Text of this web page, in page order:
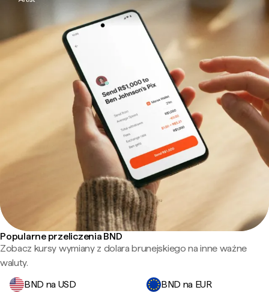
Popularne przeliczenia BND
Zobacz kursy wymiany z dolara brunejskiego na inne ważne
waluty.
BND na USD
BND na EUR